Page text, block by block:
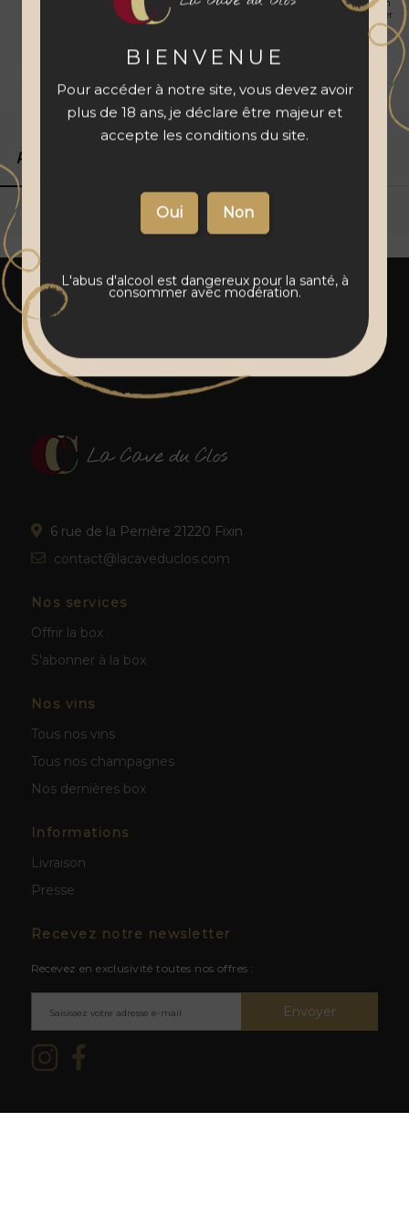
personnalisation
avant de l'ajouter
à votre panier
Produits associés
6 rue de la Perrière 21220 Fixin
contact@lacaveduclos.com
Nos services
Offrir la box
S'abonner à la box
Nos vins
Tous nos vins
Tous nos champagnes
Nos dernières box
Informations
Livraison
Presse
Recevez notre newsletter
Recevez en exclusivité toutes nos offres :
Envoyer
BIENVENUE
Pour accéder à notre site, vous devez avoir
plus de 18 ans, je déclare être majeur et
accepte les conditions du site.
L'abus d'alcool est dangereux pour la santé, à
consommer avec modération.